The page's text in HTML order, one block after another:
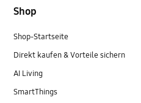
Shop
Shop-Startseite
Direkt kaufen & Vorteile sichern
AI Living
SmartThings